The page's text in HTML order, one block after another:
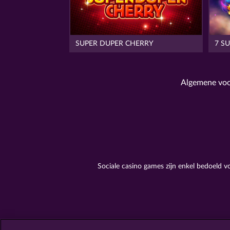
SUPER DUPER CHERRY 7
Algemene
Sociale casino games zijn enkel bedoeld